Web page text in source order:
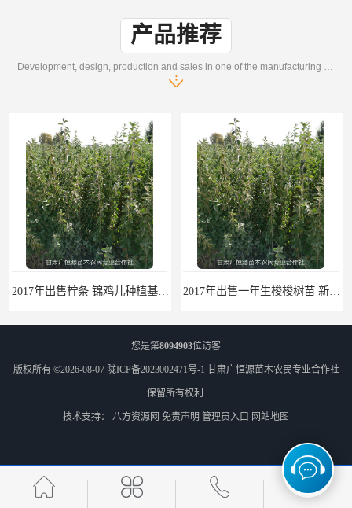
产品推荐
梭梭树苗|梭梭草|种植肉苁蓉专用梭梭树
您是第8094903位访客
版权所有 ©2026-08-07 陇ICP备2023002471号-1 甘肃广恒源苗木农民专业合作社
保留所有权利.
技术支持： 八方资源网 免责声明 管理员入口 网站地图